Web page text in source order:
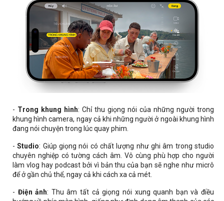
- Trong khung hình: Chỉ thu giọng nói của những người trong
khung hình camera, ngay cả khi những người ở ngoài khung hình
đang nói chuyện trong lúc quay phim.
-Studio: Giúp giọng nói có chất lượng như ghi âm trong studio
chuyên nghiệp có tường cách âm. Vô cùng phù hợp cho người
làm vlog hay podcast bởi vì bản thu của bạn sẽ nghe như micrô
để ở gần chủ thể, ngay cả khi cách xa cả mét.
- Điện ảnh: Thu âm tất cả giọng nói xung quanh bạn và điều